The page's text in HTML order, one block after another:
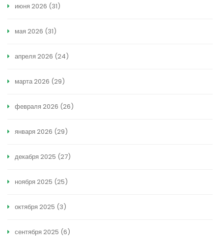
июня 2026 (31)
мая 2026 (31)
апреля 2026 (24)
марта 2026 (29)
февраля 2026 (26)
января 2026 (29)
декабря 2025 (27)
ноября 2025 (25)
октября 2025 (3)
сентября 2025 (6)